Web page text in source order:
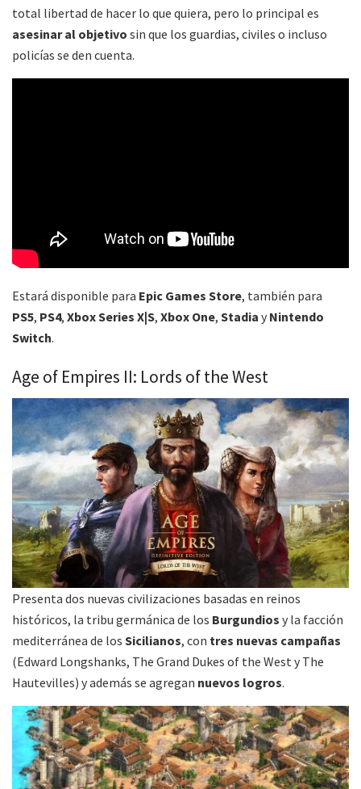
total libertad de hacer lo que quiera, pero lo principal es
asesinar al objetivo sin que los guardias, civiles o incluso
policías se den cuenta.
Estará disponible para Epic Games Store, también para
PS5, PS4, Xbox Series X|S, Xbox One, Stadia y Nintendo
Switch.
Age of Empires II: Lords of the West
Presenta dos nuevas civilizaciones basadas en reinos
históricos, la tribu germánica de los Burgundios y la facción
mediterránea de los Sicilianos, con tres nuevas campañas
(Edward Longshanks, The Grand Dukes of the West y The
Hautevilles) y además se agregan nuevos logros.